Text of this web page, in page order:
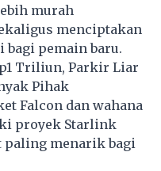
murah
menciptakan
bagi pemain baru.
Triliun, Parkir Liar
Pihak
Falcon dan wahana
proyek Starlink
paling menarik bagi